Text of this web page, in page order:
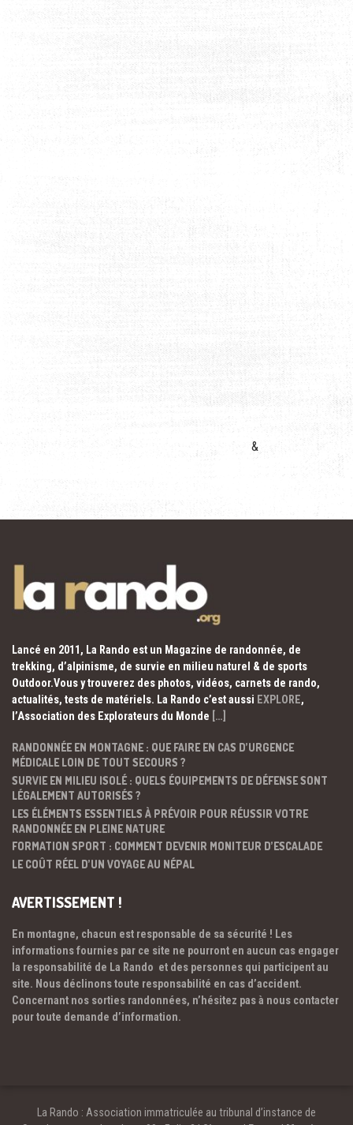
&
Lancé en 2011, La Rando est un Magazine de randonnée, de
trekking, d’alpinisme, de survie en milieu naturel & de sports
Outdoor.Vous y trouverez des photos, vidéos, carnets de rando,
actualités, tests de matériels. La Rando c’est aussi EXPLORE,
l’Association des Explorateurs du Monde […]
RANDONNÉE EN MONTAGNE : QUE FAIRE EN CAS D’URGENCE
MÉDICALE LOIN DE TOUT SECOURS ?
SURVIE EN MILIEU ISOLÉ : QUELS ÉQUIPEMENTS DE DÉFENSE SONT
LÉGALEMENT AUTORISÉS ?
LES ÉLÉMENTS ESSENTIELS À PRÉVOIR POUR RÉUSSIR VOTRE
RANDONNÉE EN PLEINE NATURE
FORMATION SPORT : COMMENT DEVENIR MONITEUR D’ESCALADE
LE COÛT RÉEL D’UN VOYAGE AU NÉPAL
AVERTISSEMENT !
En montagne, chacun est responsable de sa sécurité ! Les
informations fournies par ce site ne pourront en aucun cas engager
la responsabilité de La Rando et des personnes qui participent au
site. Nous déclinons toute responsabilité en cas d’accident.
Concernant nos sorties randonnées, n’hésitez pas à nous contacter
pour toute demande d’information.
La Rando : Association immatriculée au tribunal d’instance de